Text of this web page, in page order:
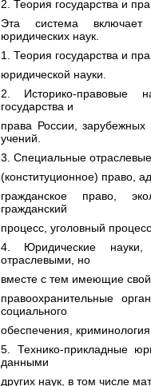
2. Теория государства и
Эта система
юридических наук.
1. Теория государства и
юридической науки.
2. Историко-правовые
государства и
права России, зарубежных
учений.
3. Специальные
(конституционное) право,
гражданское право,
гражданский
процесс, уголовный
4. Юридические
отраслевыми, но
вместе с тем имеющие
правоохранительные
социального
обеспечения,
5. Технико-прикладные
данными
других наук, в том числе